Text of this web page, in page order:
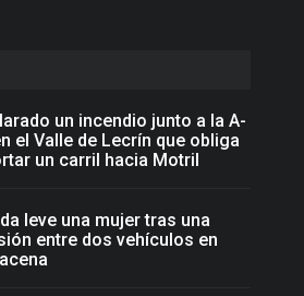
un incendio junto a la A-
el Valle de Lecrín que obliga
un carril hacia Motril
leve una mujer tras una
entre dos vehículos en